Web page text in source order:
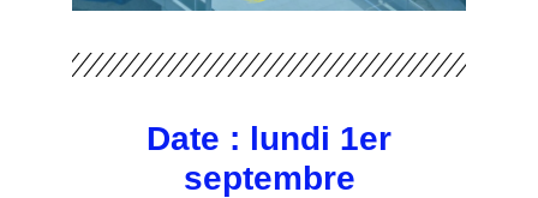
Date : lundi 1er
septembre